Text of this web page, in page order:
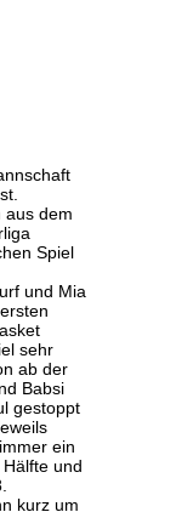
aus dem
Spiel
und Mia
sehr
ab der
Babsi
gestoppt
ein
und
kurz um